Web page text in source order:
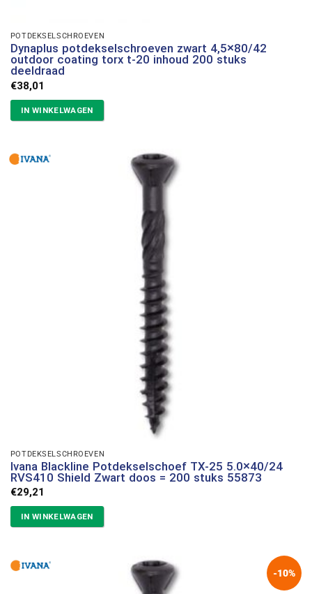
POTDEKSELSCHROEVEN
Dynaplus potdekselschroeven zwart 4,5×80/42
outdoor coating torx t-20 inhoud 200 stuks
deeldraad
€38,01
IN WINKELWAGEN
POTDEKSELSCHROEVEN
Ivana Blackline Potdekselschoef TX-25 5.0×40/24
RVS410 Shield Zwart doos = 200 stuks 55873
€29,21
IN WINKELWAGEN
-10%